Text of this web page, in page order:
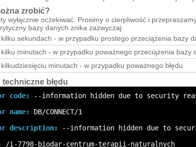
zrobić?
wyłącznie oczekiwać. Prosimy o cierpliwość i
bazy danych znika zazwyczaj:
kilku sekundach - w przypadku prostego przeciążenia bazy
kilku minutach - w przypadku poważnego przeciążenia bazy
kilkudziesięciu minutach - w przypadku poważnego błędu
techniczne błędu
code:
--information hidden due to security
name:
DB/CONNECT/1
description:
--information hidden due to
/i-7798-biodar-centrum-terapii-naturalnych